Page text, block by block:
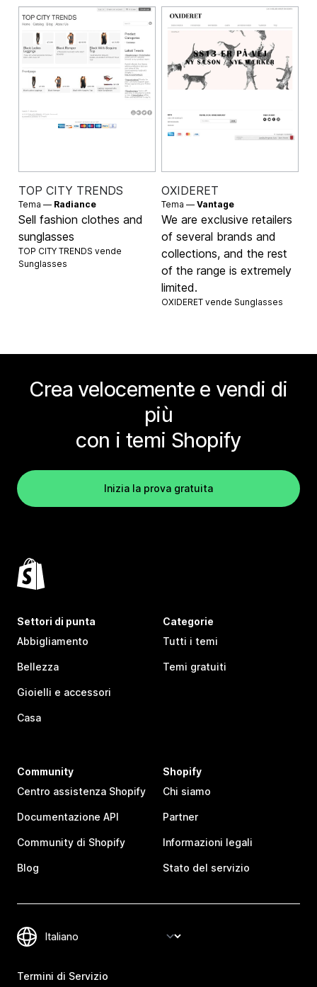
TOP CITY TRENDS
Tema — Radiance
Sell fashion clothes and
sunglasses
TOP CITY TRENDS vende
Sunglasses
OXIDERET
Tema — Vantage
We are exclusive retailers
of several brands and
collections, and the rest
of the range is extremely
limited.
OXIDERET vende Sunglasses
Crea velocemente e vendi di
più
con i temi Shopify
Inizia la prova gratuita
Settori di punta
Abbigliamento
Bellezza
Gioielli e accessori
Casa
Categorie
Tutti i temi
Temi gratuiti
Community
Centro assistenza Shopify
Documentazione API
Community di Shopify
Blog
Shopify
Chi siamo
Partner
Informazioni legali
Stato del servizio
Termini di Servizio